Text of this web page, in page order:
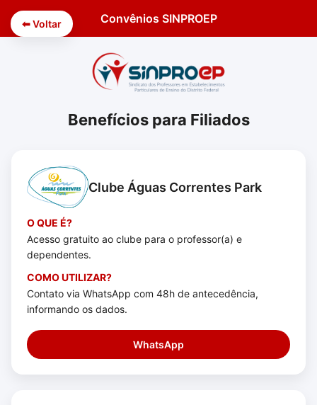
⬅ Voltar Convênios SINPROEP
Benefícios para Filiados
Clube Águas Correntes Park
O QUE É?
Acesso gratuito ao clube para o professor(a) e
dependentes.
COMO UTILIZAR?
Contato via WhatsApp com 48h de antecedência,
informando os dados.
WhatsApp